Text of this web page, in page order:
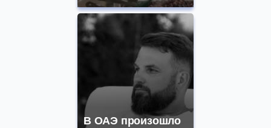
В ОАЭ произошло